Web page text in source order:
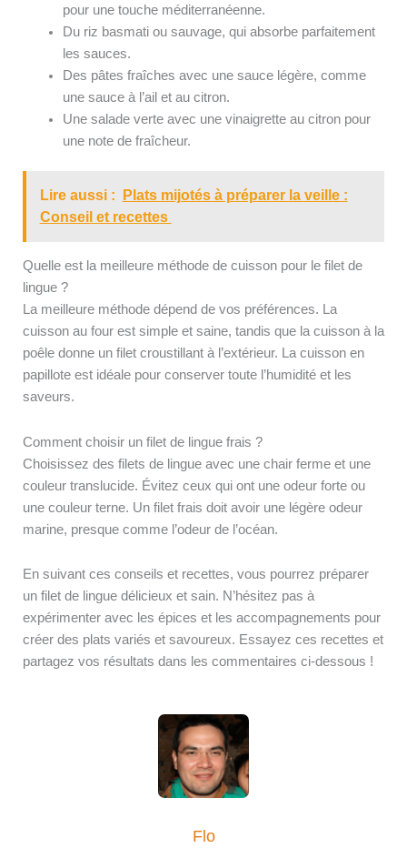
pour une touche méditerranéenne.
Du riz basmati ou sauvage, qui absorbe parfaitement
les sauces.
Des pâtes fraîches avec une sauce légère, comme
une sauce à l’ail et au citron.
Une salade verte avec une vinaigrette au citron pour
une note de fraîcheur.
Lire aussi :
Plats mijotés à préparer la veille :
Conseil et recettes
Quelle est la meilleure méthode de cuisson pour le filet de
lingue ?
La meilleure méthode dépend de vos préférences. La
cuisson au four est simple et saine, tandis que la cuisson à la
poêle donne un filet croustillant à l’extérieur. La cuisson en
papillote est idéale pour conserver toute l’humidité et les
saveurs.
Comment choisir un filet de lingue frais ?
Choisissez des filets de lingue avec une chair ferme et une
couleur translucide. Évitez ceux qui ont une odeur forte ou
une couleur terne. Un filet frais doit avoir une légère odeur
marine, presque comme l’odeur de l’océan.
En suivant ces conseils et recettes, vous pourrez préparer
un filet de lingue délicieux et sain. N’hésitez pas à
expérimenter avec les épices et les accompagnements pour
créer des plats variés et savoureux. Essayez ces recettes et
partagez vos résultats dans les commentaires ci-dessous !
Flo